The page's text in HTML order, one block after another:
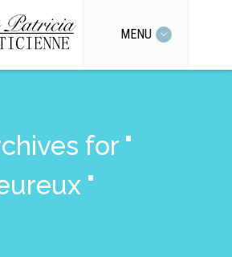
MENU
for "
"